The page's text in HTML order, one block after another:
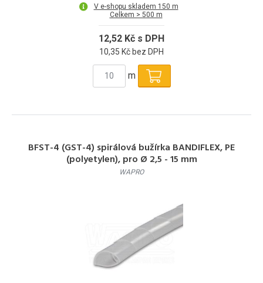
V e-shopu skladem 150 m
Celkem > 500 m
12,52 Kč s DPH
10,35 Kč bez DPH
m
BFST-4 (GST-4) spirálová bužírka BANDIFLEX, PE
(polyetylen), pro Ø 2,5 - 15 mm
WAPRO